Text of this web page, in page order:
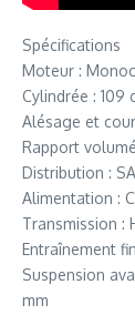
Spécifications
Moteur :
Cylindrée : 109
Alésage et
Rapport
Distribution :
Alimentation :
Transmission :
Entraînement
Suspension
mm